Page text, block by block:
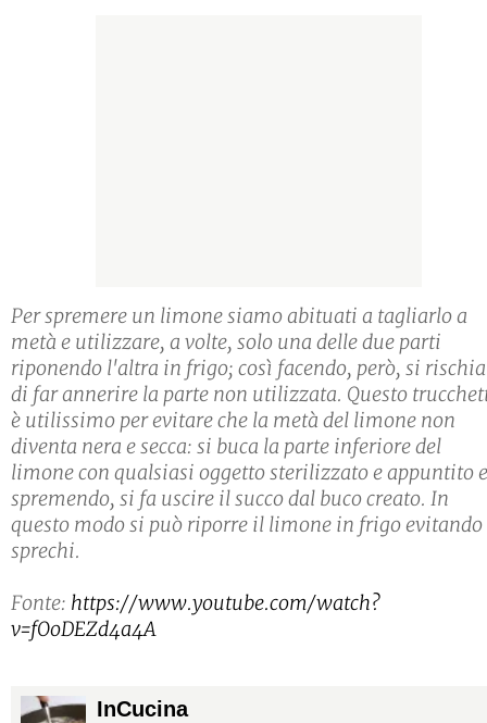
Per spremere un limone siamo abituati a tagliarlo a
metà e utilizzare, a volte, solo una delle due parti
riponendo l'altra in frigo; così facendo, però, si rischia
di far annerire la parte non utilizzata. Questo
è utilissimo per evitare che la metà del limone non
diventa nera e secca: si buca la parte inferiore del
limone con qualsiasi oggetto sterilizzato e appuntito
spremendo, si fa uscire il succo dal buco creato. In
questo modo si può riporre il limone in frigo evitando
sprechi.
Fonte: https://www.youtube.com/watch?
v=fOoDEZd4a4A
InCucina